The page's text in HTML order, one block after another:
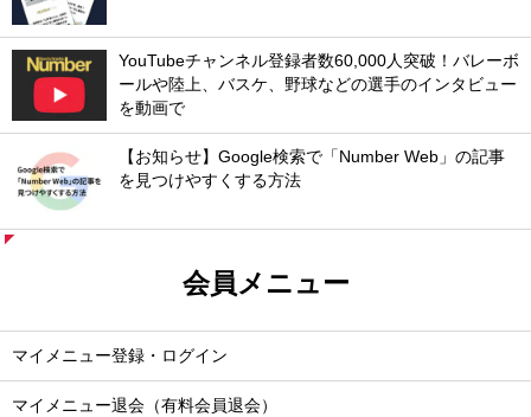
YouTubeチャンネル登録者数60,000人突破！バレーボ
ールや陸上、バスケ、野球などの選手のインタビュー
を動画で
【お知らせ】Google検索で「Number Web」の記事
を見つけやすくする方法
会員メニュー
マイメニュー登録・ログイン
マイメニュー退会（有料会員退会）